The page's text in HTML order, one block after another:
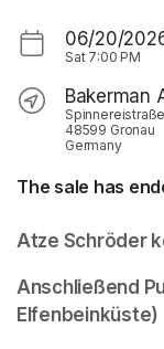
06/20/
Sat 7:00 PM
Bakerman
48599 Gronau
Germany
The sale has
Atze Schröder
Anschließend
Elfenbeinküste)